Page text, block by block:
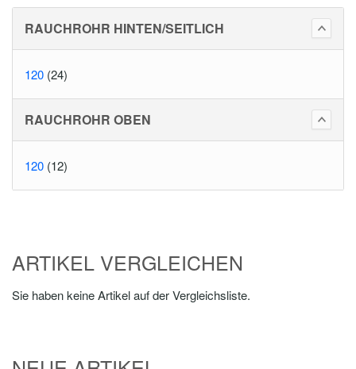
RAUCHROHR HINTEN/SEITLICH
120 (24)
RAUCHROHR OBEN
120 (12)
ARTIKEL VERGLEICHEN
Sie haben keine Artikel auf der Vergleichsliste.